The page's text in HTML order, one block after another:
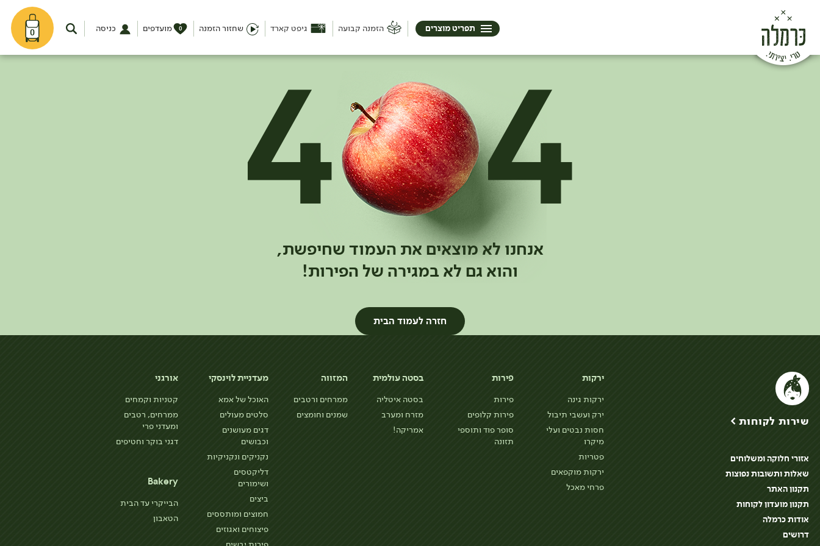
0 הזמנה קבועה גיפט קארד שחזור הזמנה מועדפים 0 כניסה תפריט מוצרים
אנחנו לא מוצאים את העמוד שחיפשת,
והוא גם לא במגירה של הפירות!
חזרה לעמוד הבית
ירקות
ירקות גינה
ירק ועשבי תיבול
חסות נבטים ועלי
מיקרו
פטריות
ירקות מוקפאים
פרחי מאכל
פירות
פירות
פירות קלופים
סופר פוד ותוספי
תזונה
בסטה עולמית
בסטה איטליה
מזרח ומערב
אמריקה!
המזווה
ממרחים ורטבים
שמנים וחומצים
מעדניית לוינסקי
האוכל של אמא
סלטים מעולים
דגים מעושנים
וכבושים
נקניקים ונקניקיות
דליקטסים
ושימורים
ביצים
חמוצים ומותססים
פיצוחים ואגוזים
אורגני
קטניות וקמחים
ממרחים, רטבים
ומעדני פרי
דגני בוקר וחטיפים
Bakery
הבייקרי עד הבית
הטאבון
שירות לקוחות >
אזורי חלוקה ומשלוחים
שאלות ותשובות נפוצות
תקנון האתר
תקנון מועדון לקוחות
אודות כרמלה
דרושים